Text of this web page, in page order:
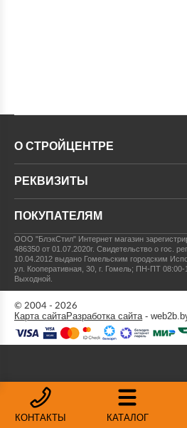
КОНТАКТЫ КАТАЛОГ
О СТРОЙЦЕНТРЕ
РЕКВИЗИТЫ
ПОКУПАТЕЛЯМ
ООО "БлэкСтил" Интернет магазин
486350 от 01.07.2020г.Свидетельство о гос.
10.04.2012 выдано Гомельским городским
ул. Кооперативная, 30, г. Гомель; ПН-ПТ
Выходной.
© 2004 - 2026
Карта сайтаРазработка сайта-